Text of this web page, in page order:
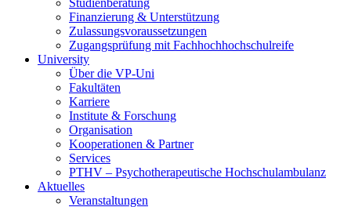
Studienberatung
Finanzierung & Unterstützung
Zulassungsvoraussetzungen
Zugangsprüfung mit Fachhochhochschulreife
University
Über die VP-Uni
Fakultäten
Karriere
Institute & Forschung
Organisation
Kooperationen & Partner
Services
PTHV – Psychotherapeutische Hochschulambulanz
Aktuelles
Veranstaltungen